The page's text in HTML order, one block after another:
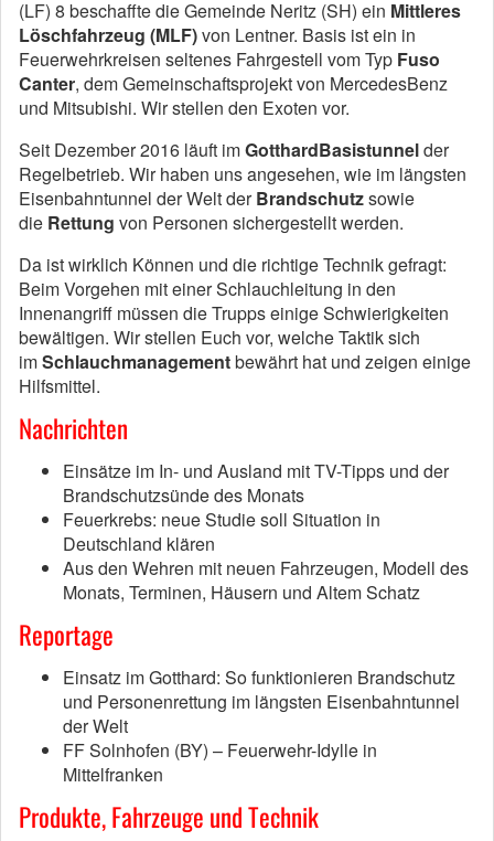
(LF) 8 beschaffte die Gemeinde Neritz (SH) ein Mittleres
Löschfahrzeug (MLF)von Lentner. Basis ist ein in
Feuerwehrkreisen seltenes Fahrgestell vom Typ Fuso
Canter, dem Gemeinschaftsprojekt von MercedesBenz
und Mitsubishi. Wir stellen den Exoten vor.
Seit Dezember 2016 läuft imGotthard­Basistunnelder
Regelbetrieb. Wir haben uns angesehen, wie im längsten
Eisenbahntunnel der Welt derBrandschutzsowie
die Rettung von Personen sichergestellt werden.
Da ist wirklich Können und die richtige Technik gefragt:
Beim Vorgehen mit einer Schlauchleitung in den
Innenangriff müssen die Trupps einige Schwierigkeiten
bewältigen. Wir stellen Euch vor, welche Taktik sich
imSchlauchmanagementbewährt hat und zeigen einige
Hilfsmittel.
Nachrichten
Einsätze im In- und Ausland mit TV-Tipps und der
Brandschutzsünde des Monats
Feuerkrebs: neue Studie soll Situation in
Deutschland klären
Aus den Wehren mit neuen Fahrzeugen, Modell des
Monats, Terminen, Häusern und Altem Schatz
Reportage
Einsatz im Gotthard: So funktionieren Brandschutz
und Personenrettung im längsten Eisenbahntunnel
der Welt
FF Solnhofen (BY) – Feuerwehr-Idylle in
Mittelfranken
Produkte, Fahrzeuge und Technik